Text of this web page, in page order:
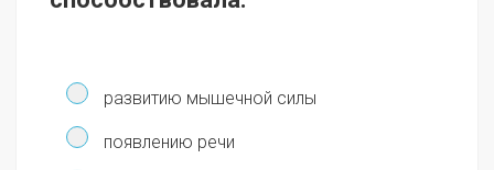
развитию мышечной силы
появлению речи